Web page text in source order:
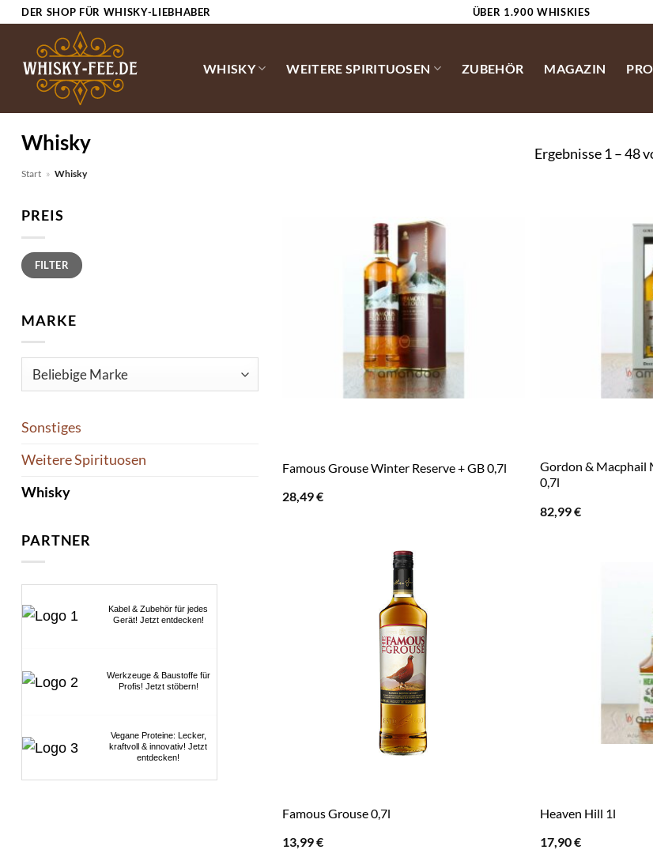
Zum
springen
DER SHOP FÜR WHISKY-LIEBHABER ÜBER 1.900 WHISKIES
WHISKY WEITERE SPIRITUOSEN ZUBEHÖR MAGAZIN
Whisky
Start » Whisky
Ergebnisse 1 – 48
PREIS
Min.
Preis
Max.
PreisFILTER
MARKE
Sonstiges
Weitere Spirituosen
Whisky
PARTNER
Kabel & Zubehör für jedes
Gerät! Jetzt entdecken!
Werkzeuge & Baustoffe für
Profis! Jetzt stöbern!
Vegane Proteine: Lecker,
kraftvoll & innovativ! Jetzt
entdecken!
Famous Grouse Winter Reserve + GB 0,7l
28,49€
Gordon & Macphail
0,7l
82,99€
Famous Grouse 0,7l
13,99€
Heaven Hill 1l
17,90€